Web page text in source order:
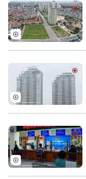
Đất đai
Kinh nghiệm
Xe máy
Thị trường
Tuyển sinh
Hướng nghiệp
Tin tức
Di tích
Sức khỏe
Y tế
Dinh dưỡng
Tư vấn sức khỏe
Bóng đá
Quần vợt
Golf
Giải trí
Sao
Điện ảnh
Đã phát sóng